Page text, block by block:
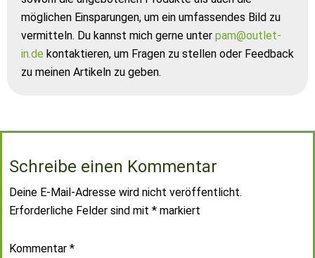
möglichen Einsparungen, um ein umfassendes Bild zu
vermitteln. Du kannst mich gerne unter pam@outlet-
in.de kontaktieren, um Fragen zu stellen oder Feedback
zu meinen Artikeln zu geben.
Schreibe einen Kommentar
Deine E-Mail-Adresse wird nicht veröffentlicht.
Erforderliche Felder sind mit * markiert
Kommentar *